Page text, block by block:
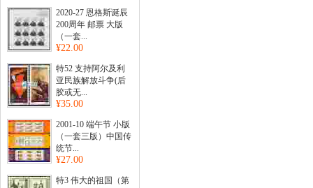
2020-27 恩格斯诞辰
200周年 邮票 大版
（一套...
¥22.00
特52 支持阿尔及利
亚民族解放斗争(后
胶或无...
¥35.00
2001-10 端午节 小版
（一套三版）中国传
统节...
¥27.00
特3 伟大的祖国（第